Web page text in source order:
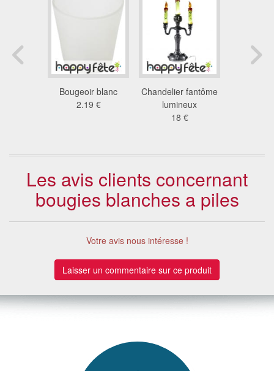
Bougeoir blanc
2.19 €
Chandelier fantôme
lumineux
18 €
Les avis clients concernant
bougies blanches a piles
Votre avis nous intéresse !
Laisser un commentaire sur ce produit